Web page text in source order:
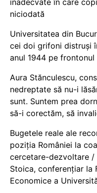
inadecvate în care
niciodată
Universitatea din
cei doi grifoni distruși
anul 1944 pe
Aura Stănculescu,
nedreptate să nu-i
sunt. Suntem prea
să-i corectăm, să
Bugetele reale ale
poziția României la
cercetare-dezvoltare /
Stoica, conferențiar la
Economice a